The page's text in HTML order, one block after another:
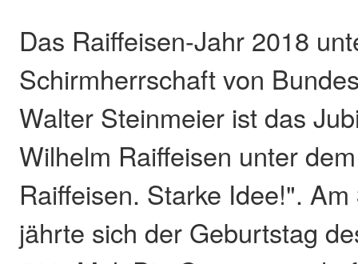
Das Raiffeisen-Jahr 2018
Schirmherrschaft von
Walter Steinmeier ist das
Wilhelm Raiffeisen unter
Raiffeisen. Starke Idee!".
jährte sich der Geburtstag